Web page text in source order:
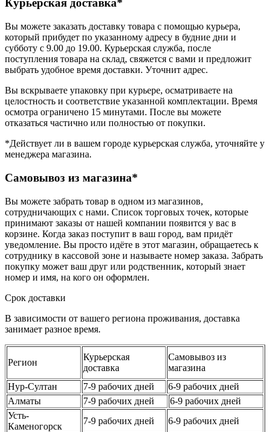
Курьерская доставка*
Вы можете заказать доставку товара с помощью курьера,
который прибудет по указанному адресу в будние дни и
субботу с 9.00 до 19.00. Курьерская служба, после
поступления товара на склад, свяжется с вами и предложит
выбрать удобное время доставки. Уточнит адрес.
Вы вскрываете упаковку при курьере, осматриваете на
целостность и соответствие указанной комплектации. Время
осмотра ограничено 15 минутами. После вы можете
отказаться частично или полностью от покупки.
*Действует ли в вашем городе курьерская служба, уточняйте у
менеджера магазина.
Самовывоз из магазина*
Вы можете забрать товар в одном из магазинов,
сотрудничающих с нами. Список торговых точек, которые
принимают заказы от нашей компании появится у вас в
корзине. Когда заказ поступит в ваш город, вам придёт
уведомление. Вы просто идёте в этот магазин, обращаетесь к
сотруднику в кассовой зоне и называете номер заказа. Забрать
покупку может ваш друг или родственник, который знает
номер и имя, на кого он оформлен.
Срок доставки
В зависимости от вашего региона проживания, доставка
занимает разное время.
Регион
Курьерская
доставка
Самовывоз из
магазина
Нур-Султан
7-9 рабочих дней
6-9 рабочих дней
Алматы
7-9 рабочих дней
6-9 рабочих дней
Усть-
Каменогорск
7-9 рабочих дней 6-9 рабочих дней